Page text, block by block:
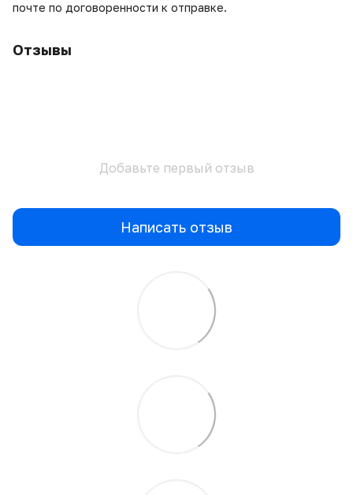
почте по договоренности к отправке.
Отзывы
Добавьте первый отзыв
Написать отзыв